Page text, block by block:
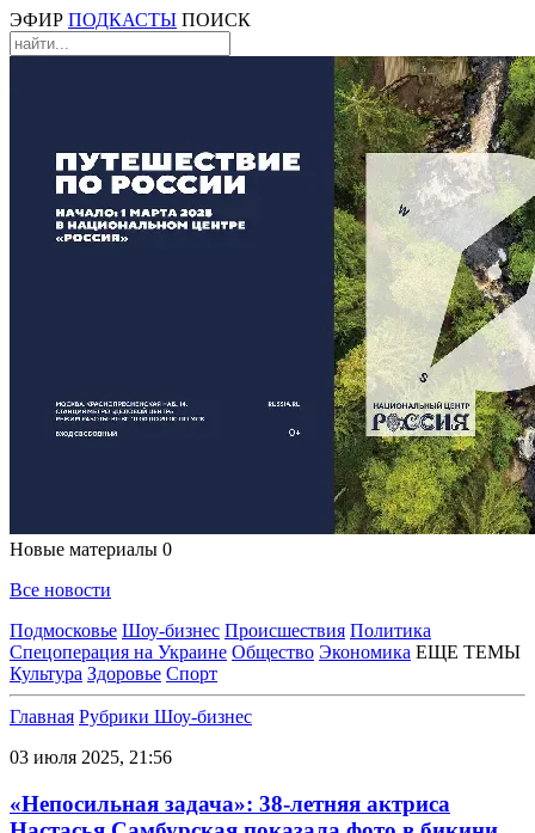
ЭФИР ПОДКАСТЫ ПОИСК
Новые материалы 0
Все новости
Подмосковье Шоу-бизнес Происшествия Политика
Спецоперация на Украине Общество Экономика ЕЩЕ ТЕМЫ
Культура Здоровье Спорт
Главная Рубрики Шоу-бизнес
03 июля 2025, 21:56
«Непосильная задача»: 38-летняя актриса